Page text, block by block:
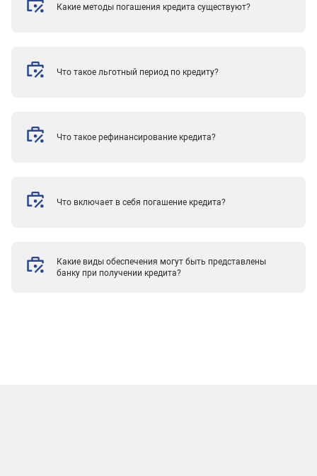
Какие методы погашения кредита существуют?
Что такое льготный период по кредиту?
Что такое рефинансирование кредита?
Что включает в себя погашение кредита?
Какие виды обеспечения могут быть представлены
банку при получении кредита?